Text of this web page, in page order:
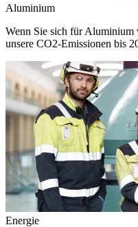
Aluminium
Wenn Sie sich für Aluminium
unsere CO2-Emissionen bis
Energie